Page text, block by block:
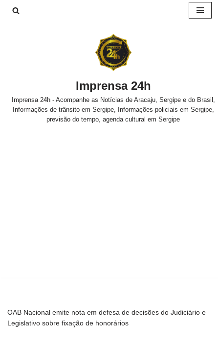
Imprensa 24h
Imprensa 24h - Acompanhe as Notícias de Aracaju, Sergipe e do Brasil,
Informações de trânsito em Sergipe, Informações policiais em Sergipe,
previsão do tempo, agenda cultural em Sergipe
OAB Nacional emite nota em defesa de decisões do Judiciário e
Legislativo sobre fixação de honorários